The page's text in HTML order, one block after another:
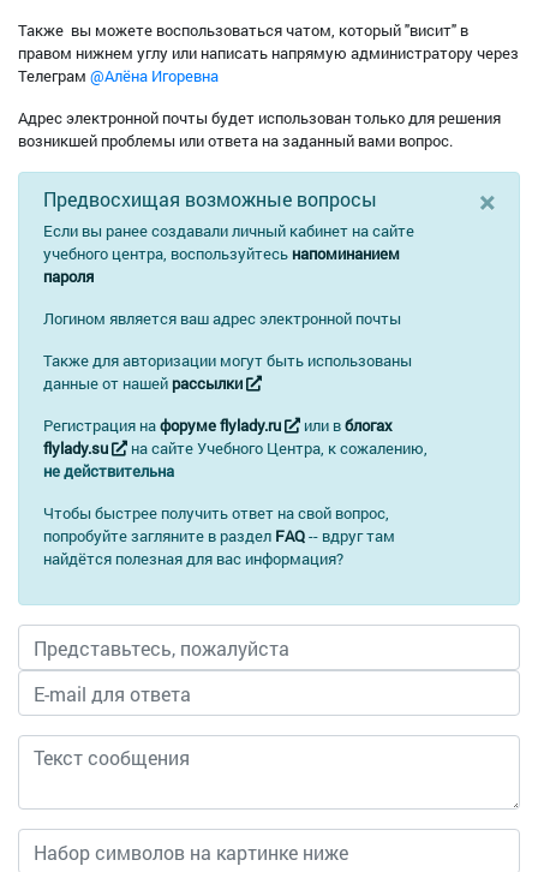
Также вы можете воспользоваться чатом, который "висит" в
правом нижнем углу или написать напрямую администратору через
Телеграм @Алёна Игоревна
Адрес электронной почты будет использован только для решения
возникшей проблемы или ответа на заданный вами вопрос.
Предвосхищая возможные вопросы
Если вы ранее создавали личный кабинет на сайте
учебного центра, воспользуйтесь напоминанием
пароля
Логином является ваш адрес электронной почты
Также для авторизации могут быть использованы
данные от нашей рассылки
Регистрация нафоруме flylady.ru или вблогах
flylady.su
на сайте Учебного Центра, к сожалению,
не действительна
Чтобы быстрее получить ответ на свой вопрос,
попробуйте загляните в раздел FAQ-- вдруг там
найдётся полезная для вас информация?
×